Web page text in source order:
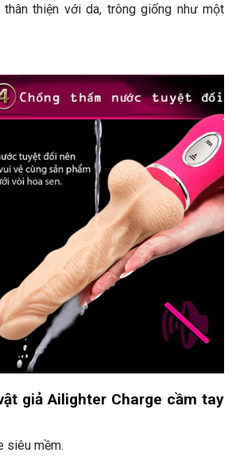
thân thiện với da, trông giống như một
giả Ailighter Charge cầm tay
siêu mềm.